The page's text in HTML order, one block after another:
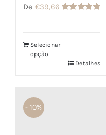
De €39,66
Selecionar
opção
Detalhes
- 10%